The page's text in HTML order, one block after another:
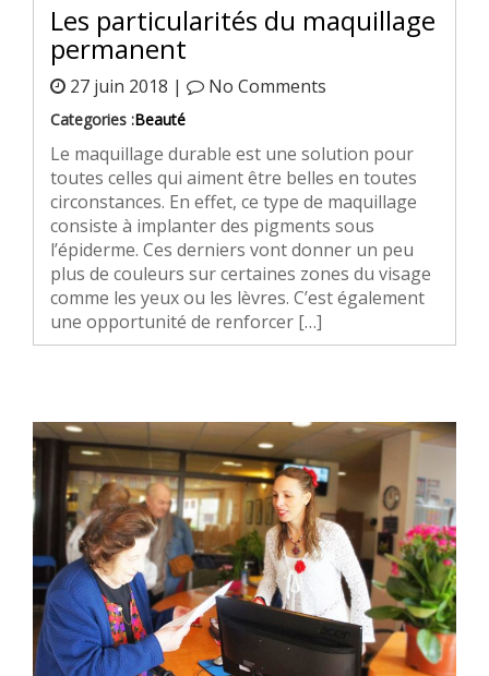
Les particularités du maquillage
permanent
27 juin 2018 | No Comments
Categories :Beauté
Le maquillage durable est une solution pour
toutes celles qui aiment être belles en toutes
circonstances. En effet, ce type de maquillage
consiste à implanter des pigments sous
l’épiderme. Ces derniers vont donner un peu
plus de couleurs sur certaines zones du visage
comme les yeux ou les lèvres. C’est également
une opportunité de renforcer […]